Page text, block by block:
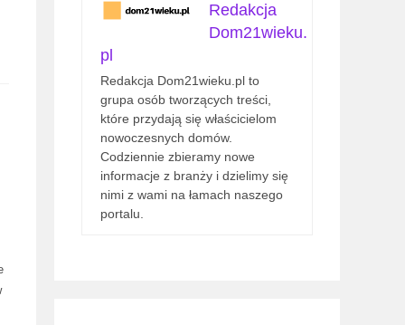
Redakcja
Dom21wieku.
pl
Redakcja Dom21wieku.pl to
grupa osób tworzących treści,
które przydają się właścicielom
nowoczesnych domów.
Codziennie zbieramy nowe
informacje z branży i dzielimy się
nimi z wami na łamach naszego
portalu.